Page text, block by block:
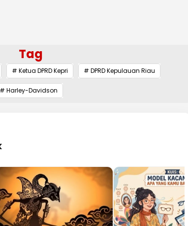
Tag
# Ketua DPRD Kepri # DPRD Kepulauan Riau
# Harley-Davidson